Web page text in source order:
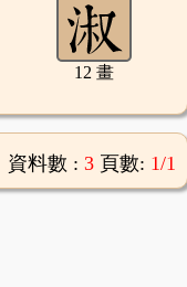
12 畫
資料數 : 3 頁數: 1/1